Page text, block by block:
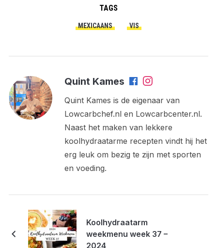
TAGS
MEXICAANS VIS
Quint Kames
Quint Kames is de eigenaar van
Lowcarbchef.nl en Lowcarbcenter.nl.
Naast het maken van lekkere
koolhydraatarme recepten vindt hij het
erg leuk om bezig te zijn met sporten
en voeding.
Koolhydraatarm
weekmenu week 37 –
2024